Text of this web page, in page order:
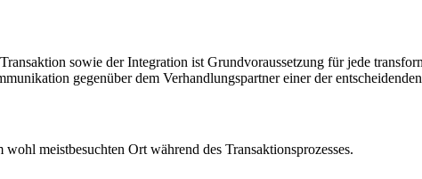
sowie der Integration ist Grundvoraussetzung für jede
gegenüber dem Verhandlungspartner einer der
meistbesuchten Ort während des Transaktionsprozesses.